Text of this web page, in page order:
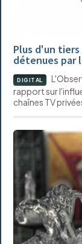
Plus d'un
détenues par
DIGITAL
rapport sur
chaînes TV